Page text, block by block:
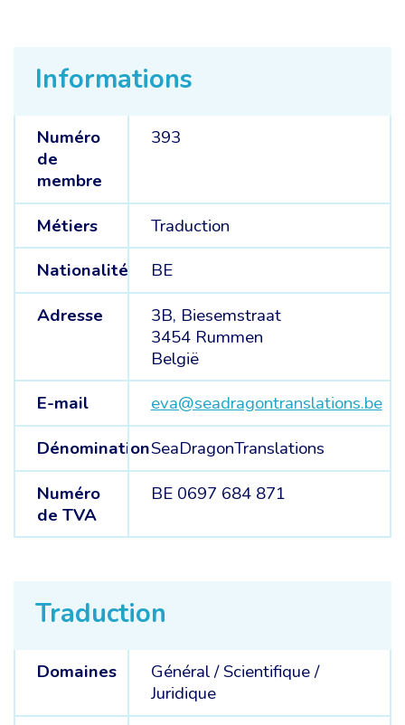
Informations
Numéro
de
membre
393
Métiers
Traduction
Nationalité
BE
Adresse
3B, Biesemstraat
3454 Rummen
België
E-mail
eva@seadragontranslations.be
DénominationSeaDragonTranslations
Numéro
de TVA
BE 0697 684 871
Traduction
Domaines Général /Scientifique /
Juridique